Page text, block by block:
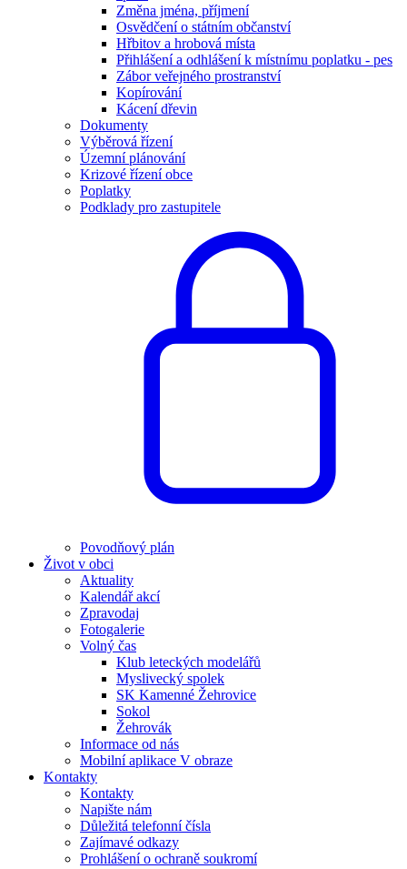
Změna jména, příjmení
Osvědčení o státním občanství
Hřbitov a hrobová místa
Přihlášení a odhlášení k místnímu poplatku - pes
Zábor veřejného prostranství
Kopírování
Kácení dřevin
Dokumenty
Výběrová řízení
Územní plánování
Krizové řízení obce
Poplatky
Podklady pro zastupitele
Povodňový plán
Život v obci
Aktuality
Kalendář akcí
Zpravodaj
Fotogalerie
Volný čas
Klub leteckých modelářů
Myslivecký spolek
SK Kamenné Žehrovice
Sokol
Žehrovák
Informace od nás
Mobilní aplikace V obraze
Kontakty
Kontakty
Napište nám
Důležitá telefonní čísla
Zajímavé odkazy
Prohlášení o ochraně soukromí